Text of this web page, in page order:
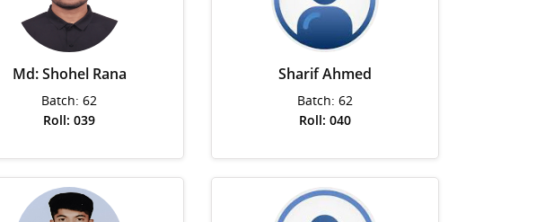
Md: Shohel Rana
Batch: 62
Roll: 039
Sharif Ahmed
Batch: 62
Roll: 040